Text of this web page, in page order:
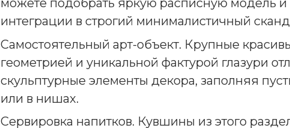
интеграции в строгий минималистичный
Самостоятельный арт-объект. Крупные
геометрией и уникальной фактурой глазури
скульптурные элементы декора, заполняя
или в нишах.
Сервировка напитков. Кувшины из этого